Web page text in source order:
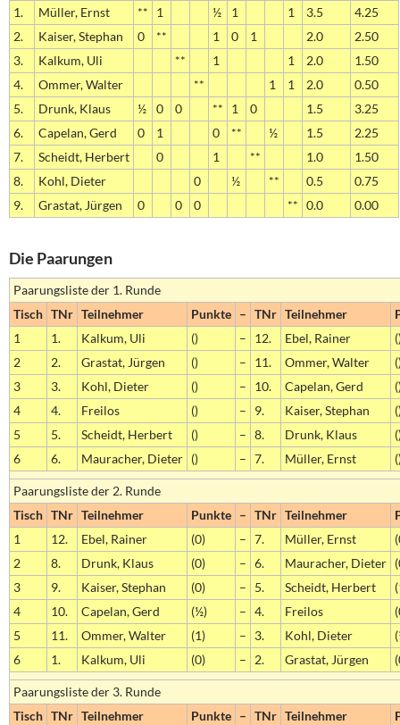
1.
Müller, Ernst ** 1 ½ 1 1 3.5
4.25
2.
Kaiser, Stephan 0 ** 1 0 1 2.0
2.50
3.
Kalkum, Uli ** 1 1 2.0
1.50
4.
Ommer, Walter ** 1 1 2.0
0.50
5.
Drunk, Klaus ½ 0 0 ** 1 0 1.5
3.25
6.
Capelan, Gerd 0 1 0 ** ½ 1.5
2.25
7.
Scheidt, Herbert 0 1 ** 1.0
1.50
8.
Kohl, Dieter 0 ½ ** 0.5
0.75
9.
Grastat, Jürgen 0 0 0 ** 0.0 0.00
Die Paarungen
Paarungsliste der 1. Runde
Tisch TNr Teilnehmer Punkte – TNr Teilnehmer
1
1. Kalkum, Uli () – 12. Ebel, Rainer
2
2. Grastat, Jürgen () – 11. Ommer, Walter
3
3. Kohl, Dieter () – 10. Capelan, Gerd
4
4. Freilos () – 9. Kaiser, Stephan
5
5. Scheidt, Herbert () – 8. Drunk, Klaus
6
6. Mauracher, Dieter () – 7. Müller, Ernst
Paarungsliste der 2. Runde
Tisch TNr Teilnehmer Punkte – TNr Teilnehmer
1
12. Ebel, Rainer (0) – 7. Müller, Ernst
2
8. Drunk, Klaus (0) – 6. Mauracher, Dieter
3
9. Kaiser, Stephan (0) – 5. Scheidt, Herbert
4
10. Capelan, Gerd (½) – 4. Freilos
5
11. Ommer, Walter (1) – 3. Kohl, Dieter
6
1. Kalkum, Uli (0) – 2. Grastat, Jürgen
Paarungsliste der 3. Runde
Tisch TNr Teilnehmer Punkte – TNr Teilnehmer